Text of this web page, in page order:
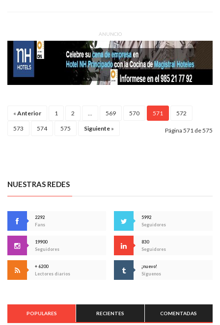
ANUNCIO
« Anterior 1 2 569 570 571 572
573 574 575 Siguiente » Página 571 de 575
NUESTRAS REDES
2292
Fans
5992
Seguidores
19900
Seguidores
830
Seguidores
+ 6200
Lectores diarios
¡nuevo!
Síguenos
POPULARES RECIENTES COMENTADAS